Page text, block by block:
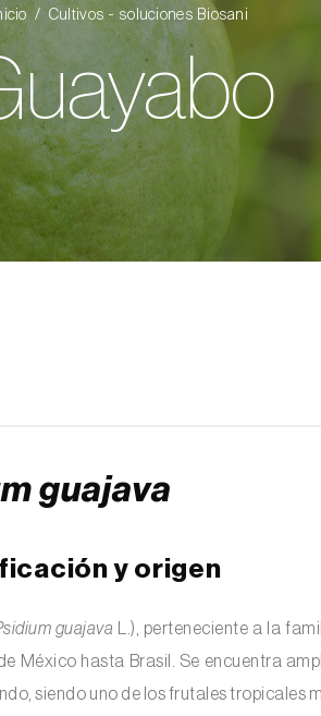
Cultivos - soluciones Biosani
guajava
y origen
guajava L.), perteneciente a la
México hasta Brasil. Se encuentra
siendo uno de los frutales tropicales